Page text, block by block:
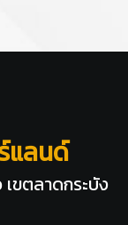
แลนด์
เขตลาดกระบัง